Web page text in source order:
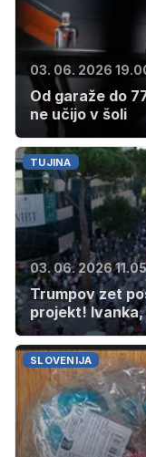
03. 06. 2026
Od garaže do
ne učijo v šoli
TUJINA
03. 06. 2026 11.05
Trumpov zet
projekt!
SLOVENIJA